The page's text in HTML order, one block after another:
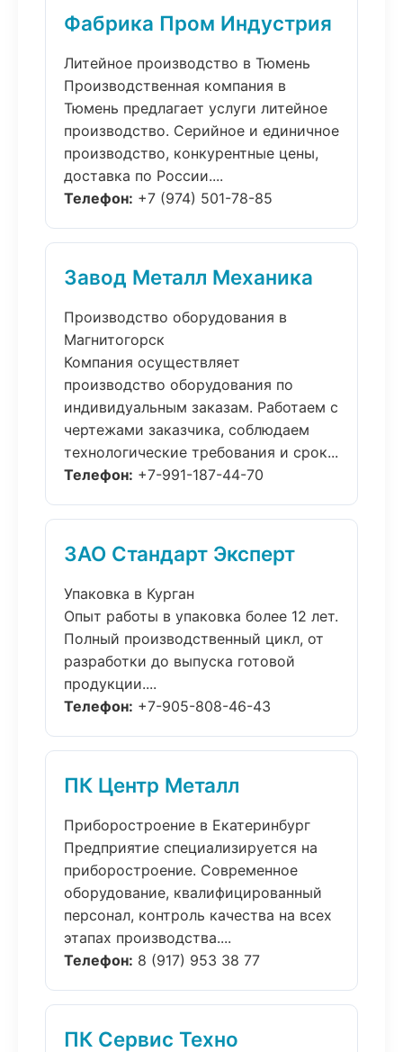
Фабрика Пром Индустрия
Литейное производство в Тюмень
Производственная компания в
Тюмень предлагает услуги литейное
производство. Серийное и единичное
производство, конкурентные цены,
доставка по России....
Телефон: +7 (974) 501-78-85
Завод Металл Механика
Производство оборудования в
Магнитогорск
Компания осуществляет
производство оборудования по
индивидуальным заказам. Работаем с
чертежами заказчика, соблюдаем
технологические требования и срок...
Телефон: +7-991-187-44-70
ЗАО Стандарт Эксперт
Упаковка в Курган
Опыт работы в упаковка более 12 лет.
Полный производственный цикл, от
разработки до выпуска готовой
продукции....
Телефон: +7-905-808-46-43
ПК Центр Металл
Приборостроение в Екатеринбург
Предприятие специализируется на
приборостроение. Современное
оборудование, квалифицированный
персонал, контроль качества на всех
этапах производства....
Телефон: 8 (917) 953 38 77
ПК Сервис Техно